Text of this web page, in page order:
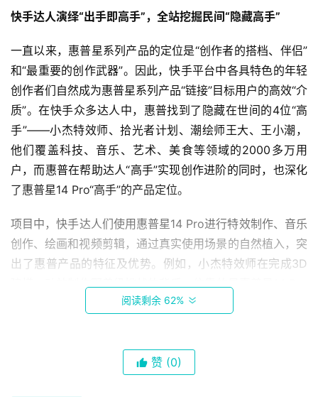
快手达人演绎“出手即高手”，全站挖掘民间“隐藏高手”
一直以来，惠普星系列产品的定位是“创作者的搭档、伴侣”
和“最重要的创作武器”。因此，快手平台中各具特色的年轻
创作者们自然成为惠普星系列产品“链接”目标用户的高效“介
质”。在快手众多达人中，惠普找到了隐藏在世间的4位“高
手”——小杰特效师、拾光者计划、潮绘师王大、王小潮，
他们覆盖科技、音乐、艺术、美食等领域的2000多万用
户，而惠普在帮助达人“高手”实现创作进阶的同时，也深化
了惠普星14 Pro“高手”的产品定位。
项目中，快手达人们使用惠普星14 Pro进行特效制作、音乐
创作、绘画和视频剪辑，通过真实使用场景的自然植入，突
出了惠普产品的特征及优势。例如，小杰特效师在完成3D
建模、动效制作野兽级挑战的背后，依靠的是惠普星14 Pro
最高搭载第十二代英特尔酷睿i7处理器所带来的澎湃性能；
阅读剩余 62%
赞 (0)